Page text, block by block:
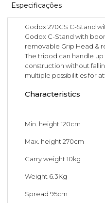
Especificações
Godox 270CS C-Stand
Godox C-Stand with
removable Grip Head &
The tripod can handle up
construction without
multiple possibilities for
Characteristics
Min. height 120cm
Max. height 270cm
Carry weight 10kg
Weight 6.3Kg
Spread 95cm